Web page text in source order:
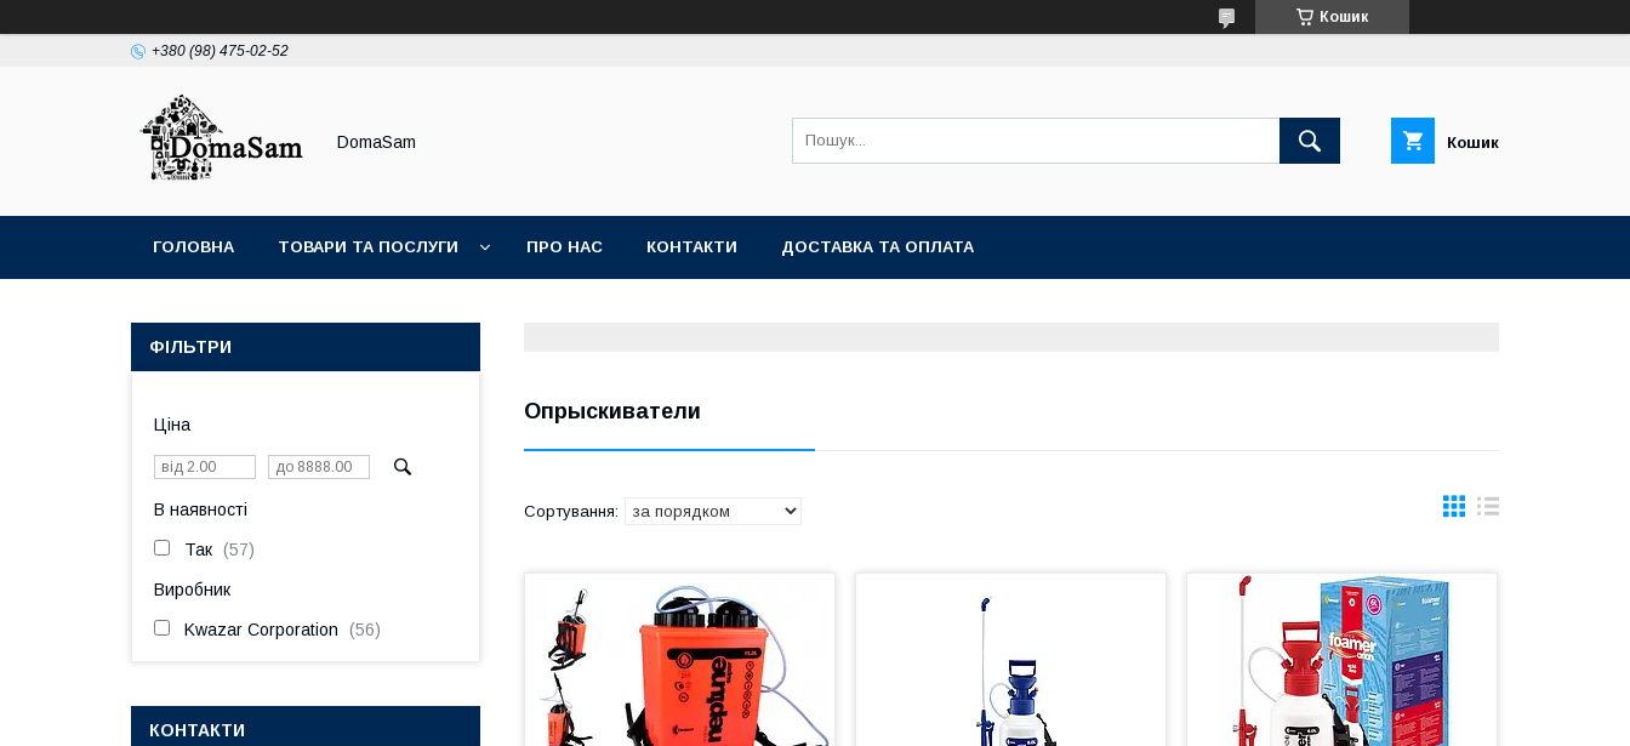
Кошик
+380 (98) 475-02-52
DomaSam Кошик
ГОЛОВНА ТОВАРИ ТА ПОСЛУГИ ПРО НАС КОНТАКТИ ДОСТАВКА ТА ОПЛАТА
Опрыскиватели
ФІЛЬТРИ
Ціна
В наявності
Так 57
Виробник
Kwazar Corporation 56
КОНТАКТИ